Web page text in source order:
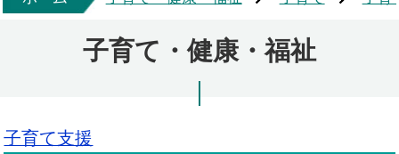
子育て・健康・福祉
子育て支援